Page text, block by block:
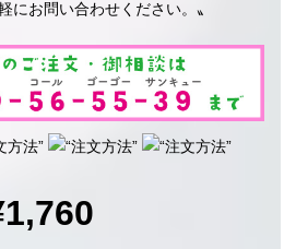
にお問い合わせください。〟